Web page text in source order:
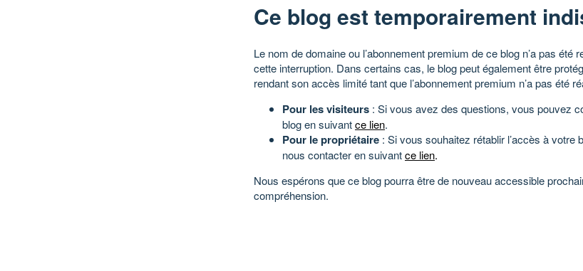
Ce blog est temporairement
Le nom de domaine ou l’abonnement premium de ce blog n’a pas été
cette interruption. Dans certains cas, le blog peut également être
rendant son accès limité tant que l’abonnement premium n’a pas été
Pour les visiteurs : Si vous avez des questions, vous pouvez
blog en suivantce lien.
Pour le propriétaire : Si vous souhaitez rétablir l’accès à votre
nous contacter en suivantce lien.
Nous espérons que ce blog pourra être de nouveau accessible
compréhension.